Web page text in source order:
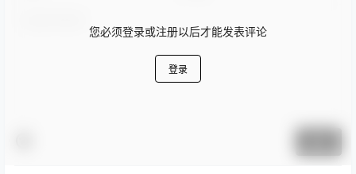
您必须登录或注册以后才能发表评论
登录